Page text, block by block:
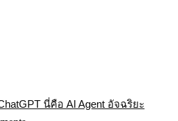
นี่คือ AI Agent อัจฉริยะ